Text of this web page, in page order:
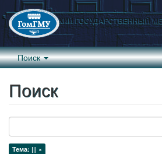
Поиск
Поиск
Тема: ||| ×